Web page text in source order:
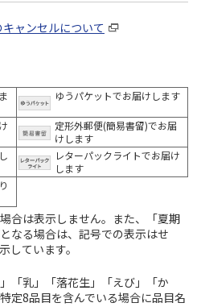
ャンセルについて
ゆうパケットでお届けします
定形外郵便(簡易書留)でお届
けします
レターパックライトでお届け
します
合は表示しません。また、「夏期
なる場合は、記号での表示はせ
しています。
「乳」「落花生」「えび」「か
定8品目を含んでいる場合に品目名